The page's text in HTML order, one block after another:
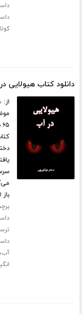
دانلود کتاب هیولایی
از:
۶۵ صفحه
باز
آب